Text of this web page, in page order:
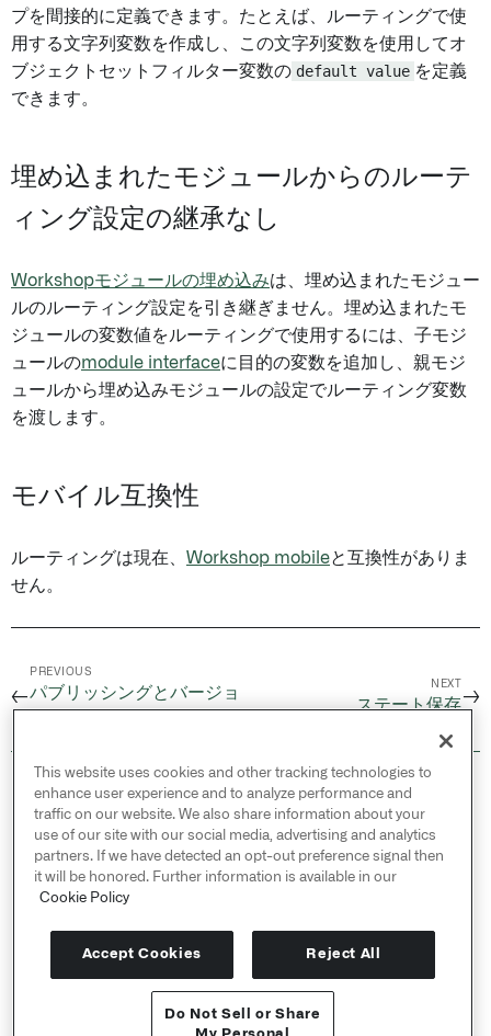
プを間接的に定義できます。たとえば、ルーティングで使
用する文字列変数を作成し、この文字列変数を使用してオ
ブジェクトセットフィルター変数の default value を定義
できます。
埋め込まれたモジュールからのルーテ
ィング設定の継承なし
Workshopモジュールの埋め込みは、埋め込まれたモジュー
ルのルーティング設定を引き継ぎません。埋め込まれたモ
ジュールの変数値をルーティングで使用するには、子モジ
ュールのmodule interfaceに目的の変数を追加し、親モジ
ュールから埋め込みモジュールの設定でルーティング変数
を渡します。
モバイル互換性
ルーティングは現在、 Workshop mobileと互換性がありま
せん。
←
PREVIOUS
パブリッシングとバージョ
NEXT
ステート保存→
© 2026 Palantir Technologies Inc. All rights
reserved.
Cookies Statement ↗
Privacy Statement ↗
Terms of Use ↗
Do Not Sell or Share My Personal Information
This website uses cookies and other tracking technologies to
enhance user experience and to analyze performance and
traffic on our website. We also share information about your
use of our site with our social media, advertising and analytics
partners. If we have detected an opt-out preference signal then
it will be honored. Further information is available in our
Cookie Policy
Accept Cookies Reject All
Do Not Sell or Share